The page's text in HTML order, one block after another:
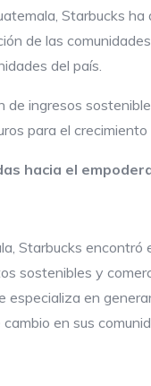
Starbucks
de las
del país.
ingresos
para el crecimiento
hacia el
Starbucks
sostenibles y
especializa en
en sus